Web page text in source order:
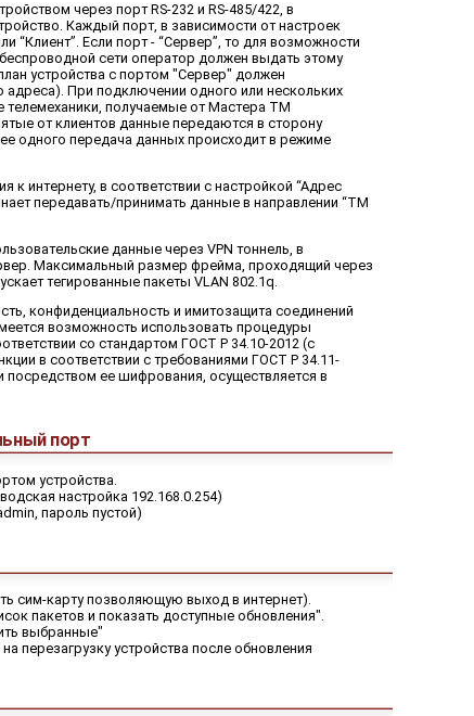
через порт RS-232 и RS-485/422, в
Каждый порт, в зависимости от настроек
“Клиент”. Если порт - “Сервер”, то для возможности
сети оператор должен выдать этому
устройства с портом "Сервер" должен
адреса). При подключении одного или нескольких
телемеханики, получаемые от Мастера ТМ
от клиентов данные передаются в сторону
одного передача данных происходит в режиме
к интернету, в соответствии с настройкой “Адрес
передавать/принимать данные в направлении “ТМ
данные через VPN тоннель, в
Максимальный размер фрейма, проходящий через
тегированные пакеты VLAN 802.1q.
конфиденциальность и имитозащита соединений
возможность использовать процедуры
со стандартом ГОСТ Р 34.10-2012 (с
в соответствии с требованиями ГОСТ Р 34.11-
ее шифрования, осуществляется в
порт
устройства.
настройка 192.168.0.254)
пароль пустой)
сим-карту позволяющую выход в интернет).
пакетов и показать доступные обновления".
выбранные"
перезагрузку устройства после обновления